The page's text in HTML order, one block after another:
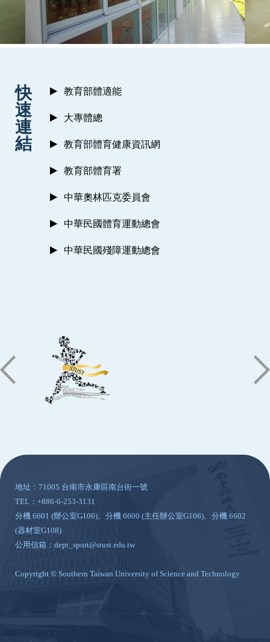
快
速
連
結
教育部體適能
大專體總
教育部體育健康資訊網
教育部體育署
中華奧林匹克委員會
中華民國體育運動總會
中華民國殘障運動總會
地址：71005 台南市永康區南台街一號
TEL：+886-6-253-3131
分機 6601 (辦公室G106)、分機 6600 (主任辦公室G106)、分機 6602
(器材室G108)
公用信箱：dept_sport@stust.edu.tw
Copyright © Southern Taiwan University of Science and Technology